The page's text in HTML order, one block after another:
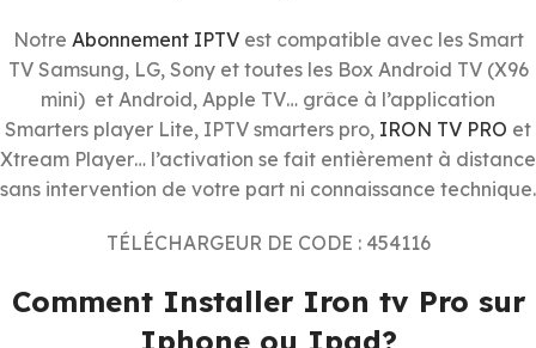
Notre Abonnement IPTV est compatible avec les Smart
TV Samsung, LG, Sony et toutes les Box Android TV (X96
mini) et Android, Apple TV… grâce à l’application
Smarters player Lite, IPTV smarters pro, IRON TV PRO et
Xtream Player… l’activation se fait entièrement à distance
sans intervention de votre part ni connaissance technique.
TÉLÉCHARGEUR DE CODE : 454116
Comment Installer Iron tv Pro sur